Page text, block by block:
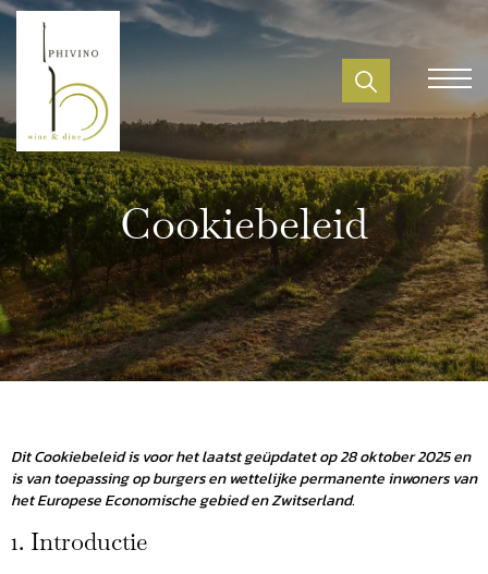
Cookiebeleid
Dit Cookiebeleid is voor het laatst geüpdatet op 28 oktober 2025 en
is van toepassing op burgers en wettelijke permanente inwoners van
het Europese Economische gebied en Zwitserland.
1. Introductie